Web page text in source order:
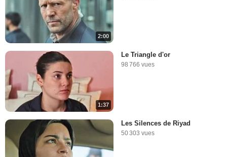
2:00
1:37
Le Triangle d'or
98 766 vues
Les Silences de Riyad
50 303 vues